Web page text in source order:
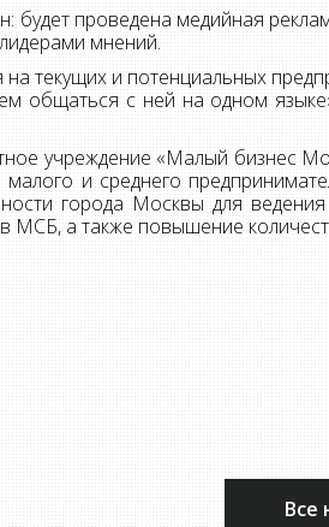
будет проведена медийная
мнений.
на текущих и потенциальных
общаться с ней на одном
учреждение «Малый бизнес
малого и среднего
города Москвы для
МСБ, а также повышение
Все